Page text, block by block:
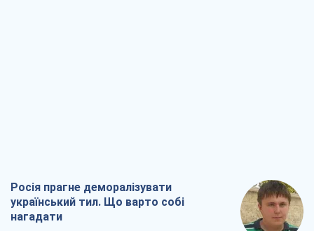
Росія прагне деморалізувати
український тил. Що варто собі
нагадати